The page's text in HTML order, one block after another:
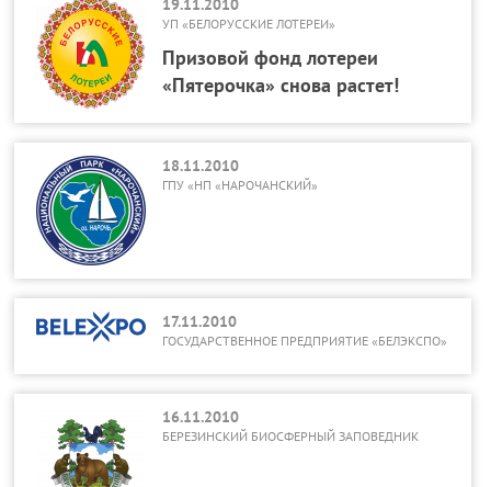
19.11.2010
УП «БЕЛОРУССКИЕ ЛОТЕРЕИ»
Призовой фонд лотереи
«Пятерочка» снова растет!
18.11.2010
ГПУ «НП «НАРОЧАНСКИЙ»
17.11.2010
ГОСУДАРСТВЕННОЕ ПРЕДПРИЯТИЕ «БЕЛЭКСПО»
16.11.2010
БЕРЕЗИНСКИЙ БИОСФЕРНЫЙ ЗАПОВЕДНИК